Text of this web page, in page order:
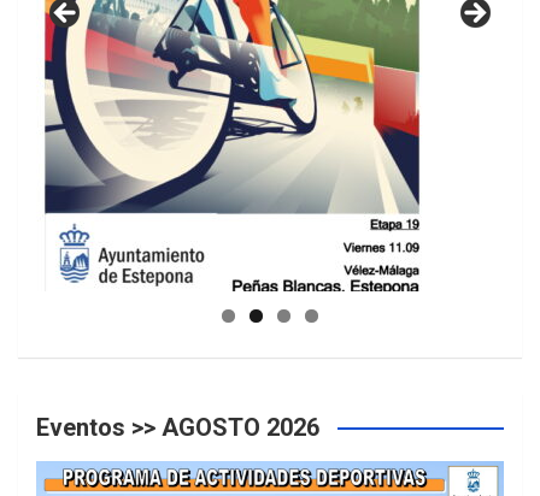
GUIA DE INSTALACIONES DEPORTIVAS
Eventos >> AGOSTO 2026